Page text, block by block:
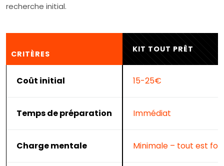
recherche initial.
CRITÈRES KIT TOUT PRÊT
Coût initial 15-25€
Temps de préparation Immédiat
Charge mentale Minimale – tout est